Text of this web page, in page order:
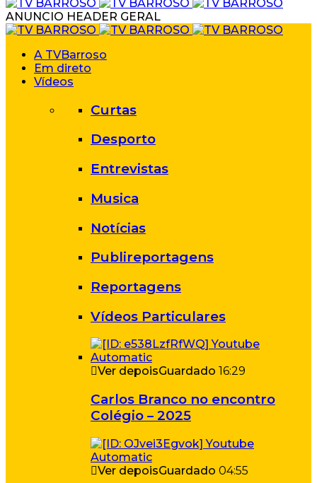
ANUNCIO HEADER GERAL
A TVBarroso
Em direto
Vídeos
Curtas
Desporto
Entrevistas
Musica
Notícias
Publireportagens
Reportagens
Vídeos Particulares
Ver depoisGuardado 16:29
Carlos Branco no encontro
Colégio – 2025
Ver depoisGuardado 04:55